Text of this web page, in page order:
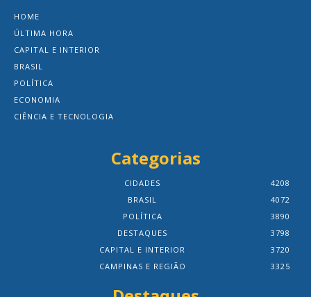
HOME
ÚLTIMA HORA
CAPITAL E INTERIOR
BRASIL
POLÍTICA
ECONOMIA
CIÊNCIA E TECNOLOGIA
Categorias
CIDADES
4208
BRASIL
4072
POLÍTICA
3890
DESTAQUES
3798
CAPITAL E INTERIOR
3720
CAMPINAS E REGIÃO
3325